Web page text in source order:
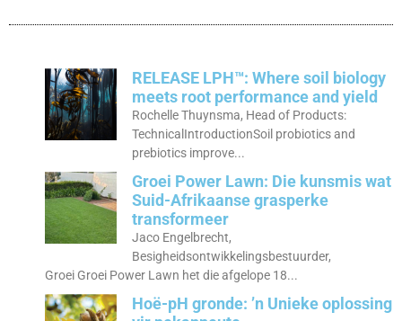
RELEASE LPH™: Where soil biology
meets root performance and yield
Rochelle Thuynsma, Head of Products:
TechnicalIntroductionSoil probiotics and
prebiotics improve...
Groei Power Lawn: Die kunsmis wat
Suid-Afrikaanse grasperke
transformeer
Jaco Engelbrecht,
Besigheidsontwikkelingsbestuurder,
Groei Groei Power Lawn het die afgelope 18...
Hoë-pH gronde: ’n Unieke oplossing